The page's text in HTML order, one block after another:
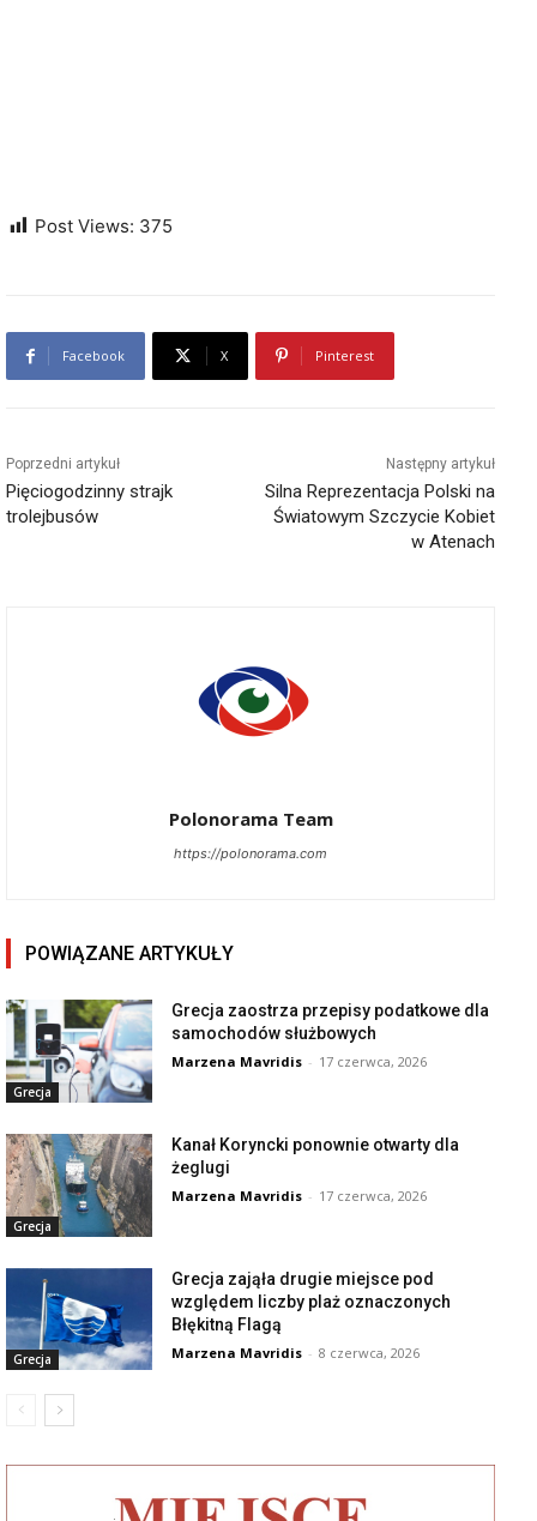
Post Views: 375
Facebook X Pinterest
Poprzedni artykuł
Pięciogodzinny strajk
trolejbusów
Następny artykuł
Silna Reprezentacja Polski na
Światowym Szczycie Kobiet
w Atenach
Polonorama Team
https://polonorama.com
POWIĄZANE ARTYKUŁY
Grecja
Grecja zaostrza przepisy podatkowe dla
samochodów służbowych
Marzena Mavridis - 17 czerwca, 2026
Grecja
Kanał Koryncki ponownie otwarty dla
żeglugi
Marzena Mavridis - 17 czerwca, 2026
Grecja
Grecja zająła drugie miejsce pod
względem liczby plaż oznaczonych
Błękitną Flagą
Marzena Mavridis - 8 czerwca, 2026